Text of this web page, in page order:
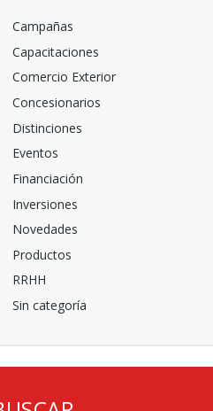
Campañas
Capacitaciones
Comercio Exterior
Concesionarios
Distinciones
Eventos
Financiación
Inversiones
Novedades
Productos
RRHH
Sin categoría